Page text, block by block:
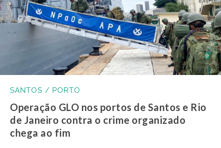
SANTOS / PORTO
Operação GLO nos portos de Santos e Rio
de Janeiro contra o crime organizado
chega ao fim